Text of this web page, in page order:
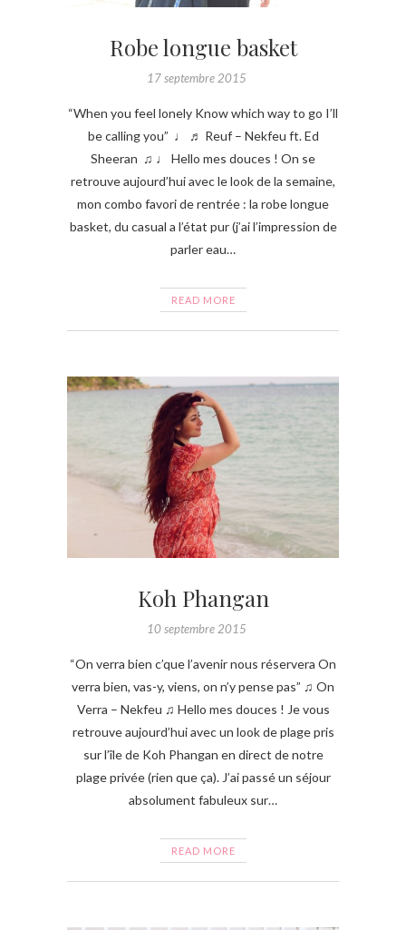
Robe longue basket
17 septembre 2015
“When you feel lonely Know which way to go I’ll
be calling you” ♩ ♬ Reuf – Nekfeu ft. Ed
Sheeran ♫ ♩ Hello mes douces ! On se
retrouve aujourd’hui avec le look de la semaine,
mon combo favori de rentrée : la robe longue
basket, du casual a l’état pur (j’ai l’impression de
parler eau…
READ MORE
Koh Phangan
10 septembre 2015
“On verra bien c’que l’avenir nous réservera On
verra bien, vas-y, viens, on n’y pense pas” ♫ On
Verra – Nekfeu ♫ Hello mes douces ! Je vous
retrouve aujourd’hui avec un look de plage pris
sur l’île de Koh Phangan en direct de notre
plage privée (rien que ça). J’ai passé un séjour
absolument fabuleux sur…
READ MORE